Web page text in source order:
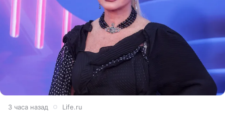
3 часа назад Life.ru